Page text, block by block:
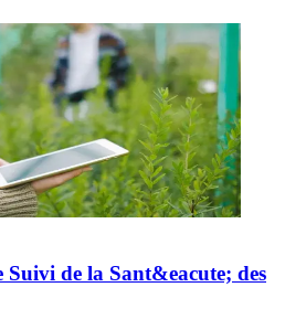
de la Sant&eacute; des